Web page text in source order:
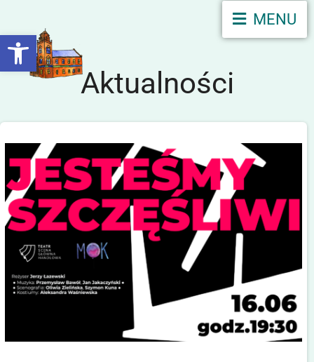
Otwórz pasek narzędzi
MENU
Aktualności